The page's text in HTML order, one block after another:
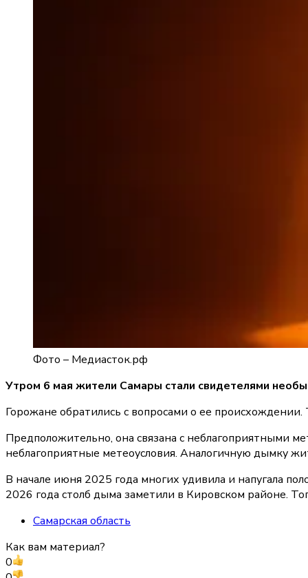
Фото – Медиасток.рф
Утром 6 мая жители Самары стали свидетелями
Горожане обратились с вопросами о ее происхождении.
Предположительно, она связана с неблагоприятными
неблагоприятные метеоусловия. Аналогичную дымку
В начале июня 2025 года многих удивила и напугала
2026 года столб дыма заметили в Кировском районе.
Самарская область
Как вам материал?
0